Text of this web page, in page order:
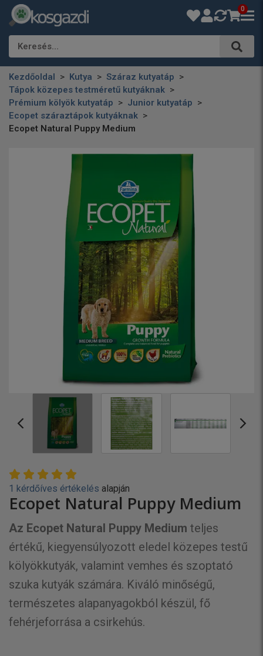
0
Keresés…
Kezdőoldal Kutya
Száraz kutyatáp
Tápok közepes testméretű kutyáknak
Prémium kölyök kutyatáp
Junior kutyatáp
Ecopet száraztápok kutyáknak
Ecopet Natural Puppy Medium
1 kérdőíves értékelés alapján
Ecopet Natural Puppy Medium
Az Ecopet Natural Puppy Medium teljes
értékű, kiegyensúlyozott eledel közepes testű
kölyökkutyák, valamint vemhes és szoptató
szuka kutyák számára. Kiváló minőségű,
természetes alapanyagokból készül, fő
fehérjeforrása a csirkehús.